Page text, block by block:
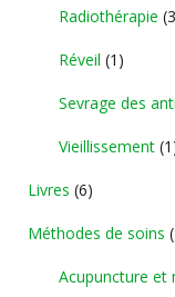
Radiothérapie
Réveil (1)
Sevrage des
Vieillissement
Livres (6)
Méthodes de soins
Acupuncture et